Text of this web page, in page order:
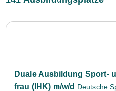
Duale Ausbildung Sport-
frau (IHK) m/w/d Deutsche